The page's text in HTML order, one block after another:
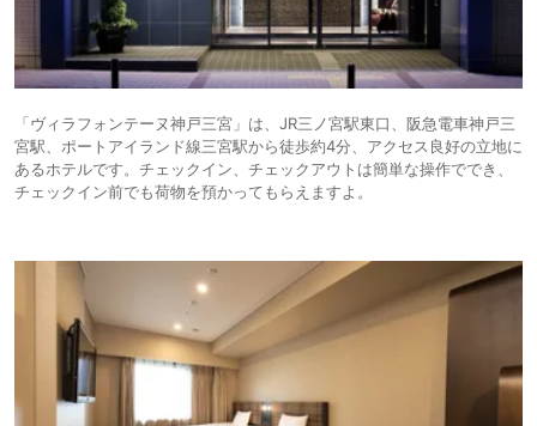
「ヴィラフォンテーヌ神戸三宮」は、JR三ノ宮駅東口、阪急電車神戸三
宮駅、ポートアイランド線三宮駅から徒歩約4分、アクセス良好の立地に
あるホテルです。チェックイン、チェックアウトは簡単な操作ででき、
チェックイン前でも荷物を預かってもらえますよ。